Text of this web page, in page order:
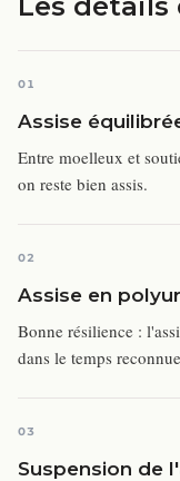
01
Assise
Entre moelleux et
on reste bien assis.
02
Assise en
Bonne résilience :
dans le temps
03
Suspension de